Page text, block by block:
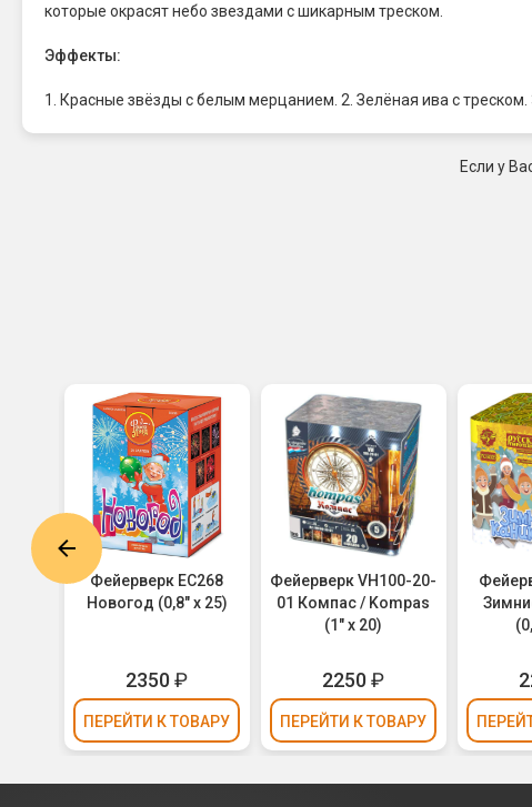
которые окрасят небо звездами с шикарным треском.
Эффекты:
1. Красные звёзды с белым мерцанием. 2. Зелёная ива с
Если у
Фейерверк ЕС268
Новогод (0,8" х 25)
2350₽
ПЕРЕЙТИ К ТОВАРУ
Фейерверк VH100-20-
01 Компас / Kompas
(1" х 20)
2250₽
ПЕРЕЙТИ К ТОВАРУ